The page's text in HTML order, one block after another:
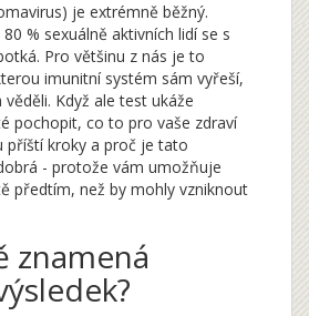
je extrémně běžný.
% sexuálně aktivních lidí se s
Pro většinu z nás je to
imunitní systém sám vyřeší,
Když ale test ukáže
pochopit, co to pro vaše zdraví
příští kroky a proč je tato
- protože vám umožňuje
předtím, než by mohly vzniknout
znamená